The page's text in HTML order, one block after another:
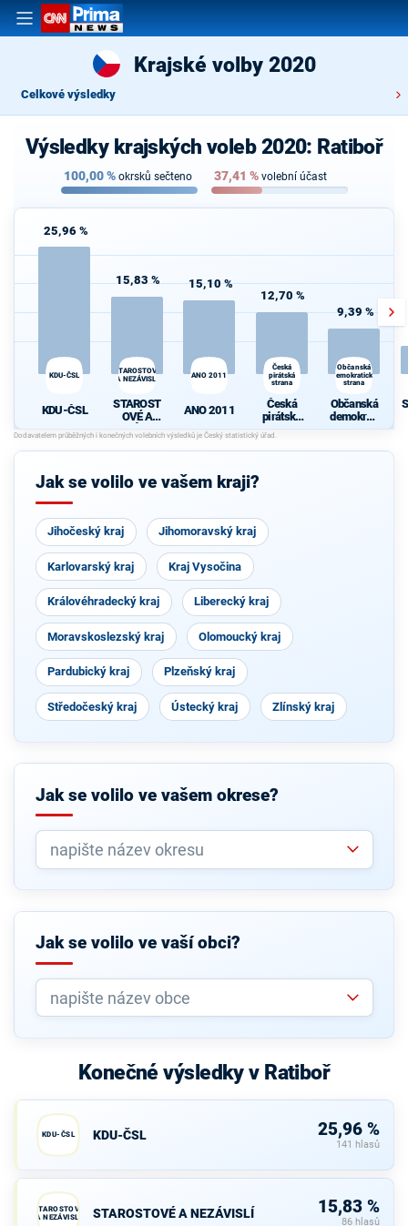
Krajské volby 2020
Celkové výsledky
Výsledky krajských voleb 2020: Ratiboř
100,00% okrsků sečteno 37,41 % volební účast
25,96 %
KDU-ČSL
KDU-ČSL
15,83 %
STAROSTOVÉ
A NEZÁVISLÍ
STAROST
OVÉ A
NEZÁVISL
Í
15,10 %
ANO 2011
ANO 2011
12,70 %
Česká
pirátská
strana
Česká
pirátská
strana
9,39 %
Občanská
demokratická
strana
Občanská
demokrati
cká strana
Jak se volilo ve vašem kraji?
Jihočeský kraj Jihomoravský kraj
Karlovarský kraj Kraj Vysočina
Královéhradecký kraj Liberecký kraj
Moravskoslezský kraj Olomoucký kraj
Pardubický kraj Plzeňský kraj
Středočeský kraj Ústecký kraj Zlínský kraj
Jak se volilo ve vašem okrese?
Jak se volilo ve vaší obci?
Konečné výsledky v Ratiboř
KDU-ČSL KDU-ČSL 25,96 %
141 hlasů
STAROSTOVÉ
A NEZÁVISLÍ
STAROSTOVÉ A NEZÁVISLÍ 15,83 %
86 hlasů